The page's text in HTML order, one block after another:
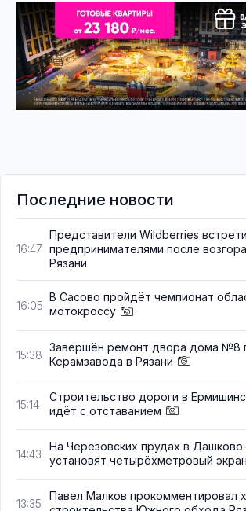
Последние новости
16:47
Представители Wildberries
предпринимателями после
Рязани
16:05
В Сасово пройдёт чемпионат
мотокроссу
15:38
Завершён ремонт двора дома №8
Керамзавода в Рязани
15:14
Строительство дороги в
идёт с отставанием
14:43
На Черезовских прудах в
установят четырёхметровый экран
13:35
Павел Малков прокомментировал